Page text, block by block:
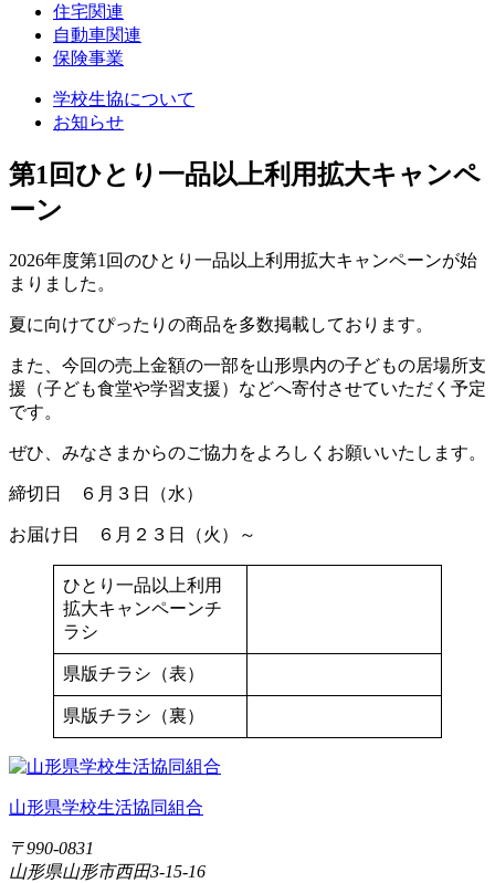
住宅関連
自動車関連
保険事業
学校生協について
お知らせ
第1回ひとり一品以上利用拡大キャンペ
ーン
2026年度第1回のひとり一品以上利用拡大キャンペーンが始
まりました。
夏に向けてぴったりの商品を多数掲載しております。
また、今回の売上金額の一部を山形県内の子どもの居場所支
援（子ども食堂や学習支援）などへ寄付させていただく予定
です。
ぜひ、みなさまからのご協力をよろしくお願いいたします。
締切日 ６月３日（水）
お届け日 ６月２３日（火）～
ひとり一品以上利用
拡大キャンペーンチ
ラシ
県版チラシ（表）
県版チラシ（裏）
山形県学校生活協同組合
〒990-0831
山形県山形市西田3-15-16